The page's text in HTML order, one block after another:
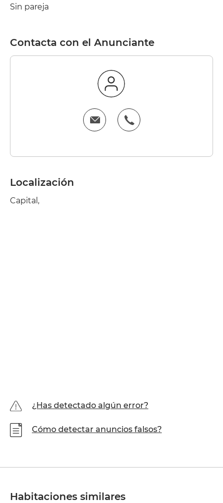
Sin pareja
Contacta con el Anunciante
Localización
Capital,
¿Has detectado algún error?
Cómo detectar anuncios falsos?
Habitaciones similares